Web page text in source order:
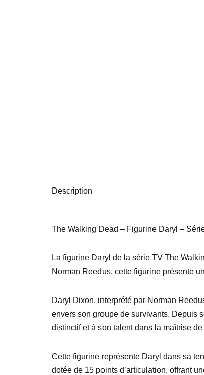
Description
The Walking Dead – Figurine Daryl –
La figurine Daryl de la série TV The
Norman Reedus, cette figurine présente
Daryl Dixon, interprété par Norman
envers son groupe de survivants. Depuis
distinctif et à son talent dans la maîtrise de
Cette figurine représente Daryl dans sa
dotée de 15 points d’articulation, offrant